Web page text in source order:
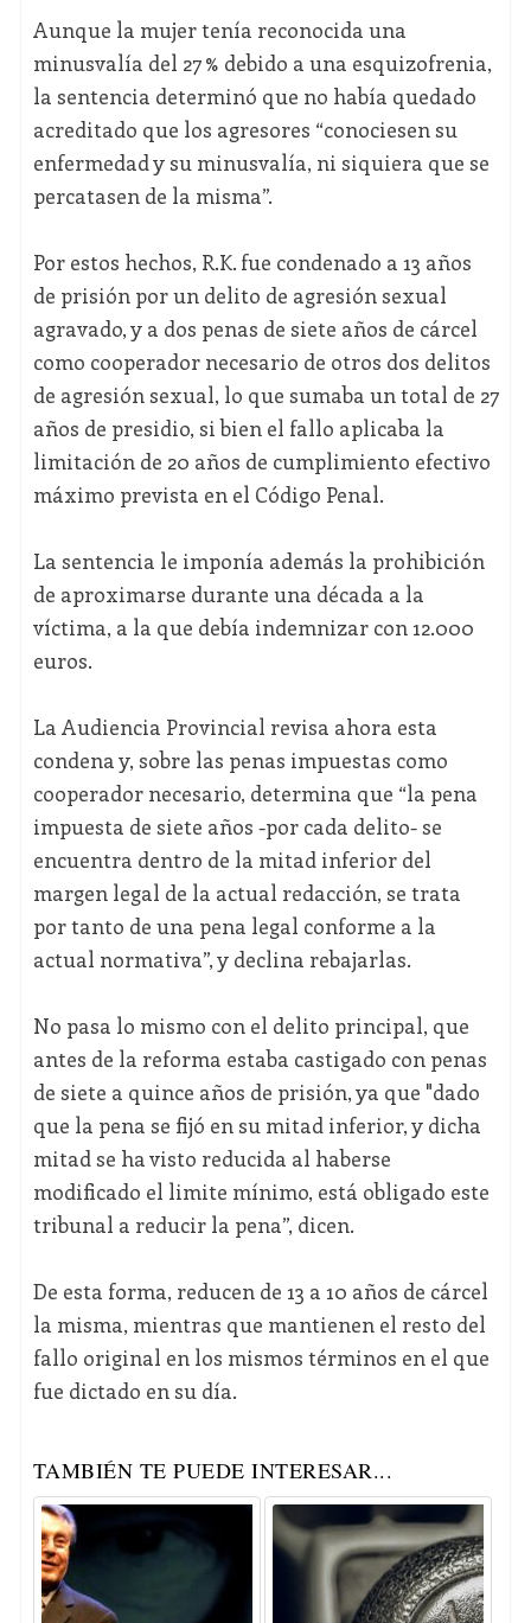
Aunque la mujer tenía reconocida una
minusvalía del 27 % debido a una esquizofrenia,
la sentencia determinó que no había quedado
acreditado que los agresores “conociesen su
enfermedad y su minusvalía, ni siquiera que se
percatasen de la misma”.
Por estos hechos, R.K. fue condenado a 13 años
de prisión por un delito de agresión sexual
agravado, y a dos penas de siete años de cárcel
como cooperador necesario de otros dos delitos
de agresión sexual, lo que sumaba un total de 27
años de presidio, si bien el fallo aplicaba la
limitación de 20 años de cumplimiento efectivo
máximo prevista en el Código Penal.
La sentencia le imponía además la prohibición
de aproximarse durante una década a la
víctima, a la que debía indemnizar con 12.000
euros.
La Audiencia Provincial revisa ahora esta
condena y, sobre las penas impuestas como
cooperador necesario, determina que “la pena
impuesta de siete años -por cada delito- se
encuentra dentro de la mitad inferior del
margen legal de la actual redacción, se trata
por tanto de una pena legal conforme a la
actual normativa”, y declina rebajarlas.
No pasa lo mismo con el delito principal, que
antes de la reforma estaba castigado con penas
de siete a quince años de prisión, ya que "dado
que la pena se fijó en su mitad inferior, y dicha
mitad se ha visto reducida al haberse
modificado el limite mínimo, está obligado este
tribunal a reducir la pena”, dicen.
De esta forma, reducen de 13 a 10 años de cárcel
la misma, mientras que mantienen el resto del
fallo original en los mismos términos en el que
fue dictado en su día.
TAMBIÉN TE PUEDE INTERESAR...